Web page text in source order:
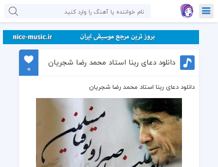
دانلود دعای ربنا استاد محمد رضا شجریان
0
دانلود دعای ربنا استاد محمد رضا شجریان